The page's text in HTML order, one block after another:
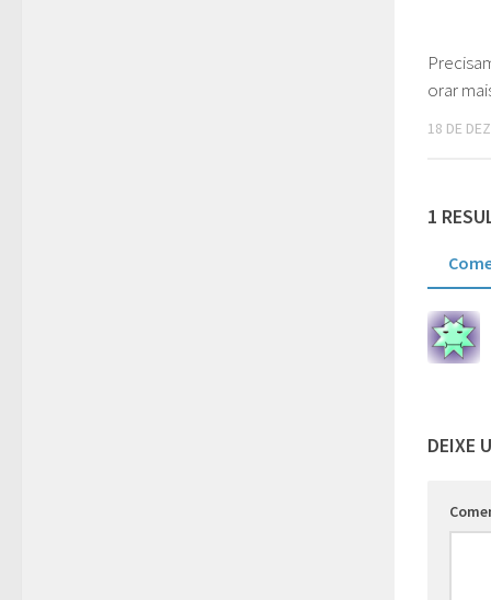
orar
18 DE
1
DEIXE